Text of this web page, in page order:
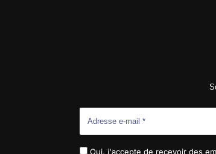
Oui, j'accepte de recevoir des